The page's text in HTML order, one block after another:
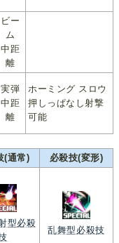
ビー
ム
中距
離
実弾
中距
離
ホーミング スロウ
押しっぱなし射撃
可能
(通常) 必殺技(変形)
型必殺
乱舞型必殺技